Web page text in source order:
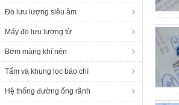
Đo lưu lượng siêu âm
Máy đo lưu lượng từ
Bơm màng khí nén
Tấm và khung lọc báo chí
Hệ thống đường ống rãnh